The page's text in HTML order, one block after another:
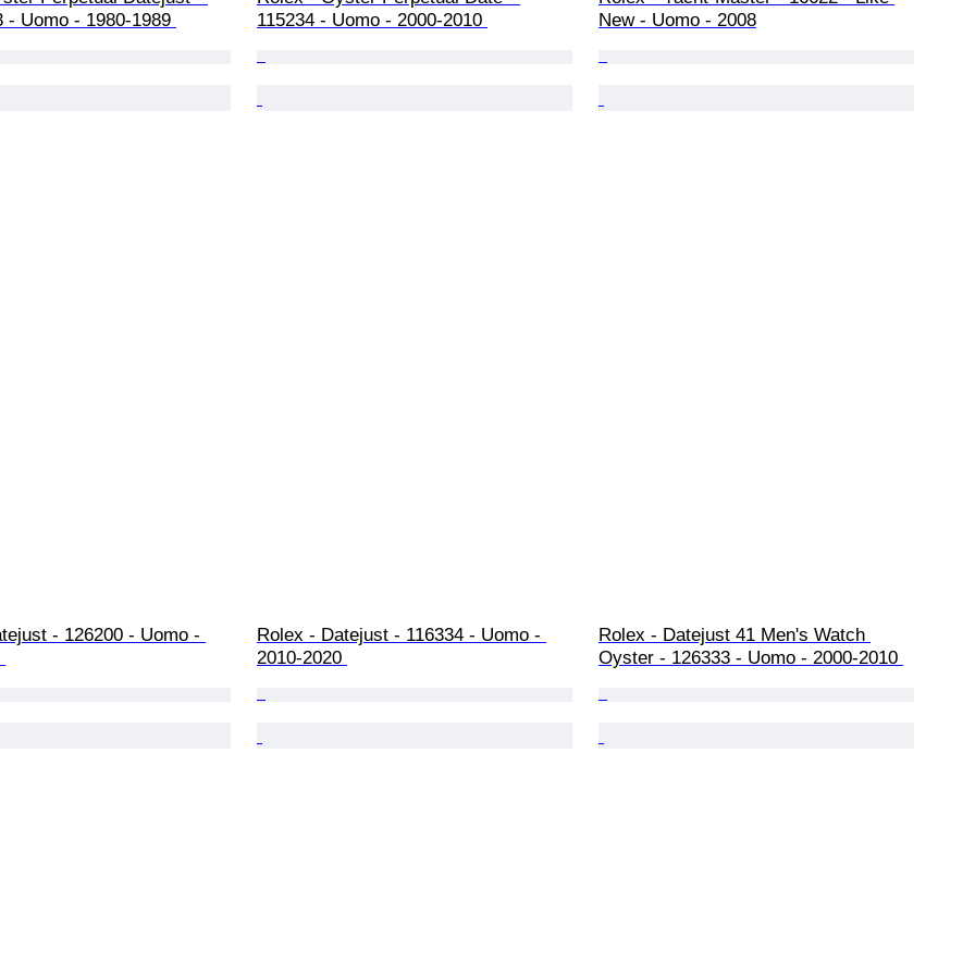
- Uomo - 1980-1989
115234 - Uomo - 2000-2010
New - Uomo - 2008
- 126200 - Uomo -
Rolex - Datejust - 116334 - Uomo -
2010-2020
Rolex - Datejust 41 Men's Watch
Oyster - 126333 - Uomo - 2000-2010